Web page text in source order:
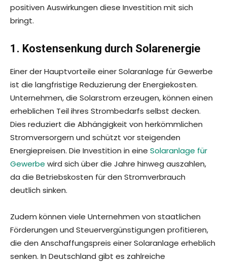
positiven Auswirkungen diese Investition mit sich
bringt.
1. Kostensenkung durch Solarenergie
Einer der Hauptvorteile einer Solaranlage für Gewerbe
ist die langfristige Reduzierung der Energiekosten.
Unternehmen, die Solarstrom erzeugen, können einen
erheblichen Teil ihres Strombedarfs selbst decken.
Dies reduziert die Abhängigkeit von herkömmlichen
Stromversorgern und schützt vor steigenden
Energiepreisen. Die Investition in eine Solaranlage für
Gewerbe wird sich über die Jahre hinweg auszahlen,
da die Betriebskosten für den Stromverbrauch
deutlich sinken.
Zudem können viele Unternehmen von staatlichen
Förderungen und Steuervergünstigungen profitieren,
die den Anschaffungspreis einer Solaranlage erheblich
senken. In Deutschland gibt es zahlreiche